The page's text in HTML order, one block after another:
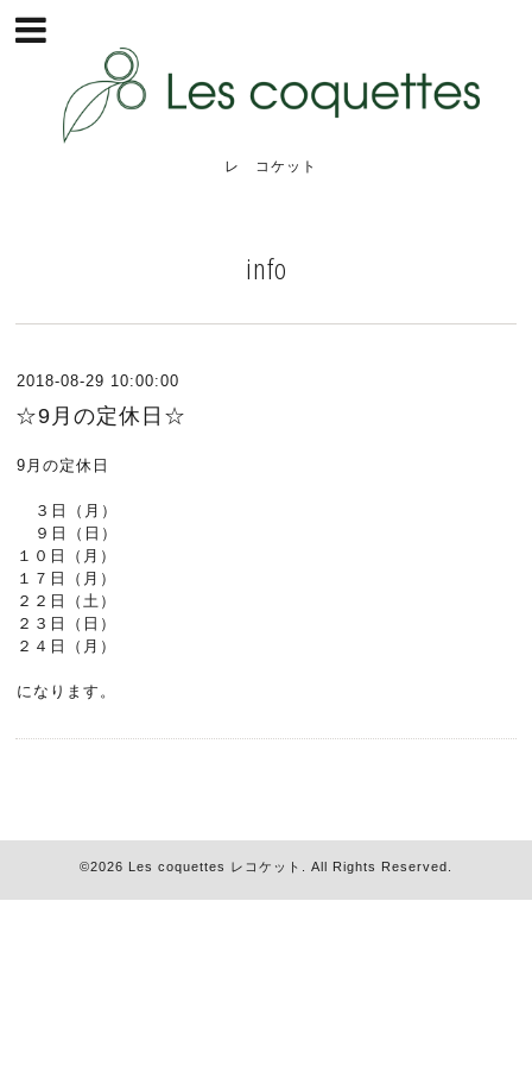
レ コケット
info
2018-08-29 10:00:00
☆9月の定休日☆
9月の定休日
３日（月）
９日（日）
１０日（月）
１７日（月）
２２日（土）
２３日（日）
２４日（月）
になります。
©2026 Les coquettes レコケット . All Rights Reserved.